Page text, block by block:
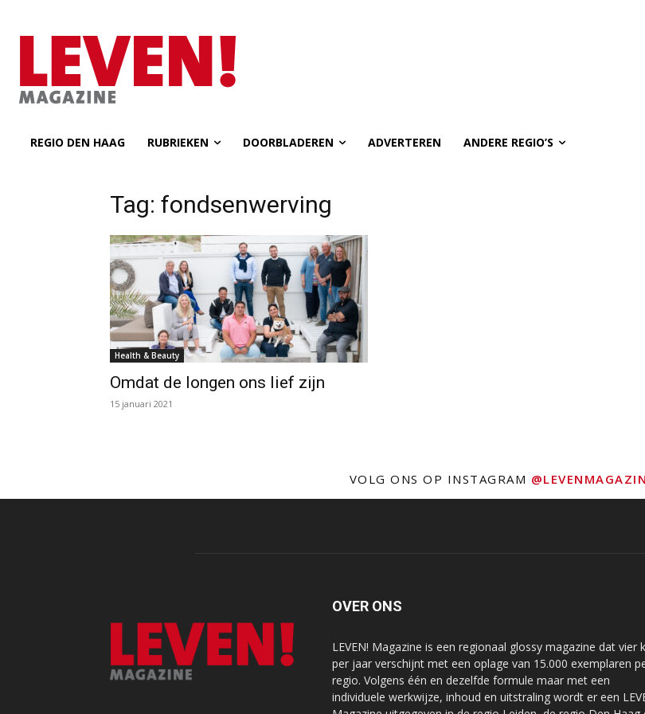
REGIO DEN HAAG RUBRIEKEN DOORBLADEREN ADVERTEREN ANDERE REGIO’S
Tag: fondsenwerving
Health & Beauty
Omdat de longen ons lief zijn
15 januari 2021
VOLG ONS OP INSTAGRAM
OVER ONS
LEVEN! Magazine is een regionaal glossy magazine dat vier
per jaar verschijnt met een oplage van 15.000 exemplaren
regio. Volgens één en dezelfde formule maar met een
individuele werkwijze, inhoud en uitstraling wordt er een